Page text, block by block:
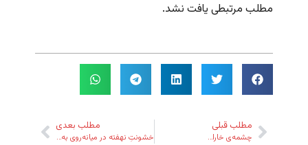
مطلب مرتبطی یافت نشد.
مطلب قبلی
چشمه‌ی خارا…
مطلب بعدی
خشونتِ نهفته در میانه‌روی به مثابه‌ی یک ایدئولوژی